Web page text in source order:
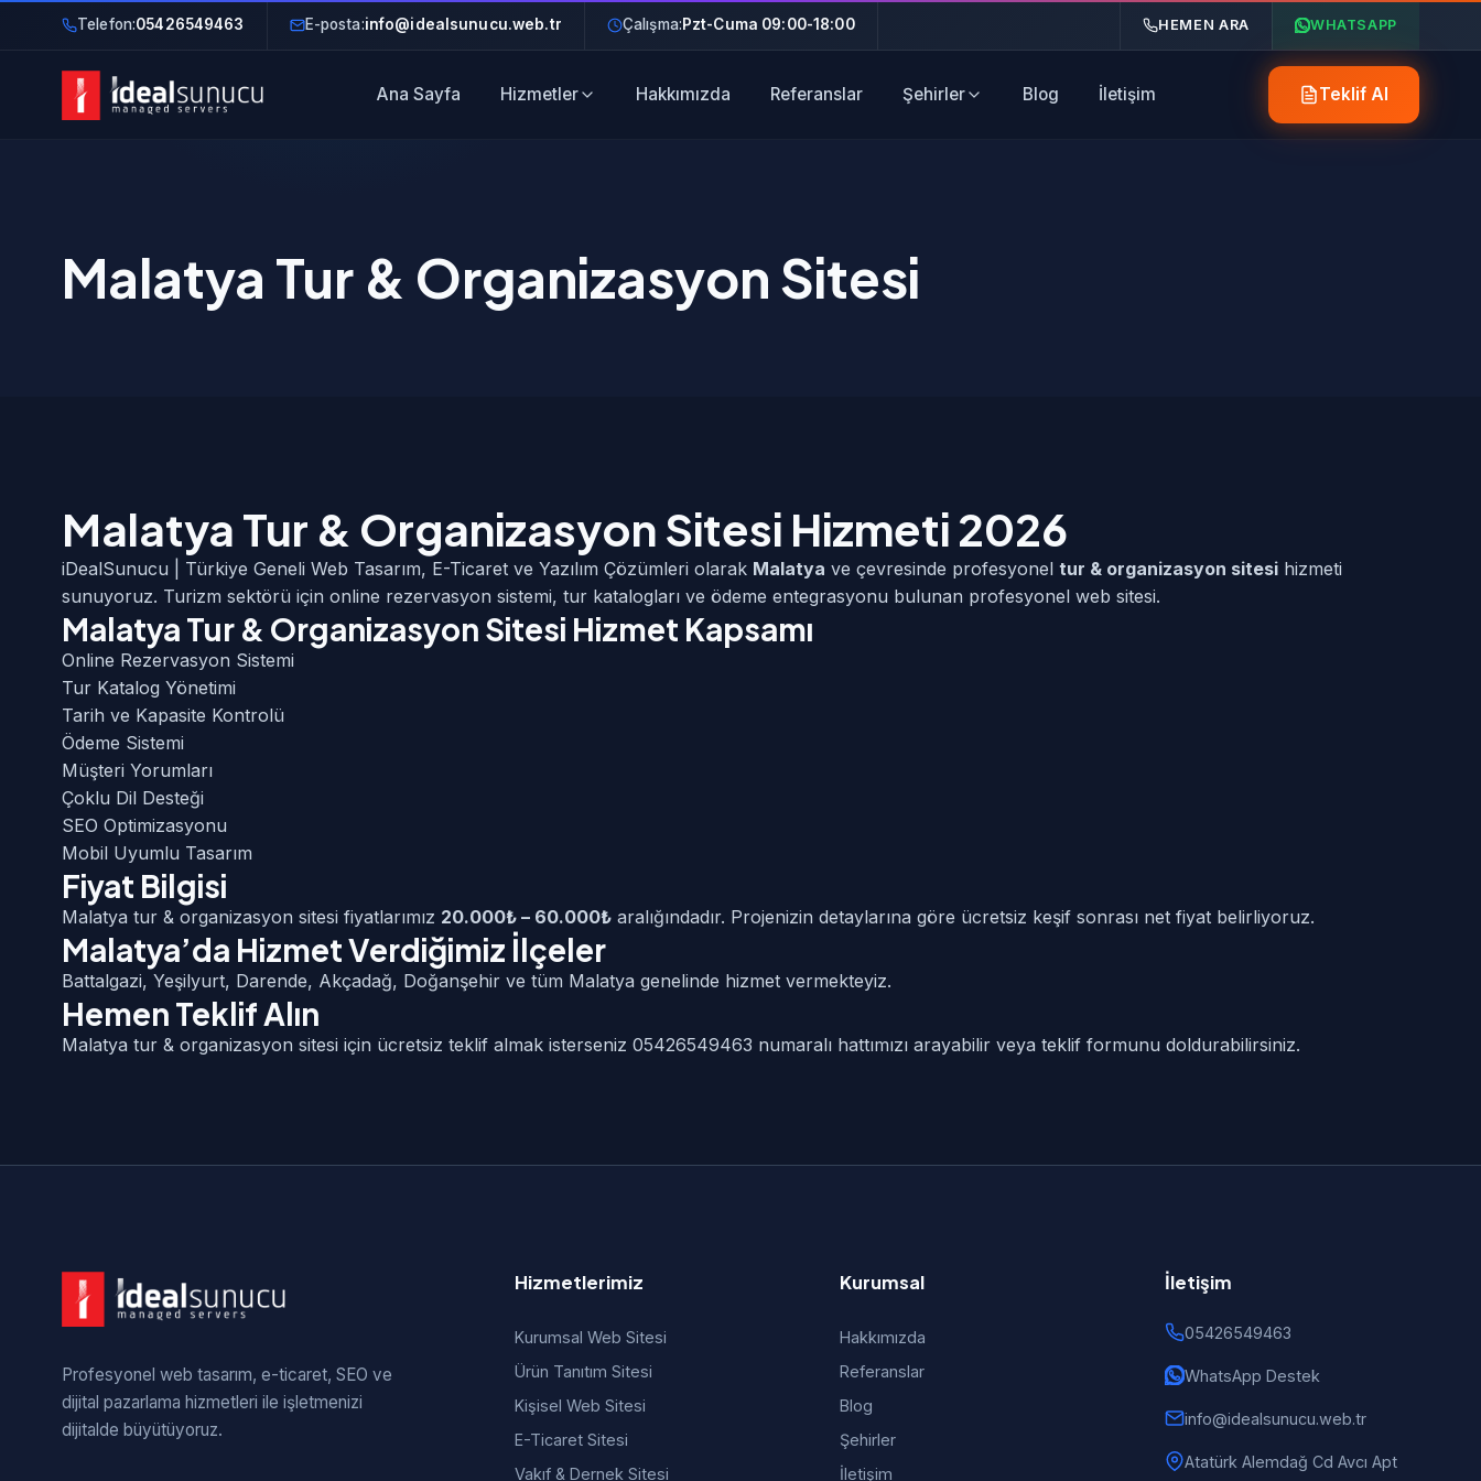
Telefon:05426549463 E-posta:info@idealsunucu.web.tr Çalışma:Pzt-Cuma 09:00-18:00 HEMEN ARA WHATSAPP
Ana Sayfa Hizmetler Hakkımızda Referanslar Şehirler Blog İletişim Teklif Al
Malatya Tur & Organizasyon Sitesi
Malatya Tur & Organizasyon Sitesi Hizmeti 2026
iDealSunucu | Türkiye Geneli Web Tasarım, E-Ticaret ve Yazılım Çözümleri olarak Malatya ve çevresinde profesyonel tur & organizasyon sitesi hizmeti
sunuyoruz. Turizm sektörü için online rezervasyon sistemi, tur katalogları ve ödeme entegrasyonu bulunan profesyonel web sitesi.
Malatya Tur & Organizasyon Sitesi Hizmet Kapsamı
Online Rezervasyon Sistemi
Tur Katalog Yönetimi
Tarih ve Kapasite Kontrolü
Ödeme Sistemi
Müşteri Yorumları
Çoklu Dil Desteği
SEO Optimizasyonu
Mobil Uyumlu Tasarım
Fiyat Bilgisi
Malatya tur & organizasyon sitesi fiyatlarımız 20.000₺ – 60.000₺ aralığındadır. Projenizin detaylarına göre ücretsiz keşif sonrası net fiyat belirliyoruz.
Malatya’da Hizmet Verdiğimiz İlçeler
Battalgazi, Yeşilyurt, Darende, Akçadağ, Doğanşehir ve tüm Malatya genelinde hizmet vermekteyiz.
Hemen Teklif Alın
Malatya tur & organizasyon sitesi için ücretsiz teklif almak isterseniz 05426549463 numaralı hattımızı arayabilir veya teklif formunu doldurabilirsiniz.
Profesyonel web tasarım, e-ticaret, SEO ve
dijital pazarlama hizmetleri ile işletmenizi
dijitalde büyütüyoruz.
Hizmetlerimiz
Kurumsal Web Sitesi
Ürün Tanıtım Sitesi
Kişisel Web Sitesi
E-Ticaret Sitesi
Vakıf & Dernek Sitesi
Kurumsal
Hakkımızda
Referanslar
Blog
Şehirler
İletişim
İletişim
05426549463
WhatsApp Destek
info@idealsunucu.web.tr
Atatürk Alemdağ Cd Avcı Apt